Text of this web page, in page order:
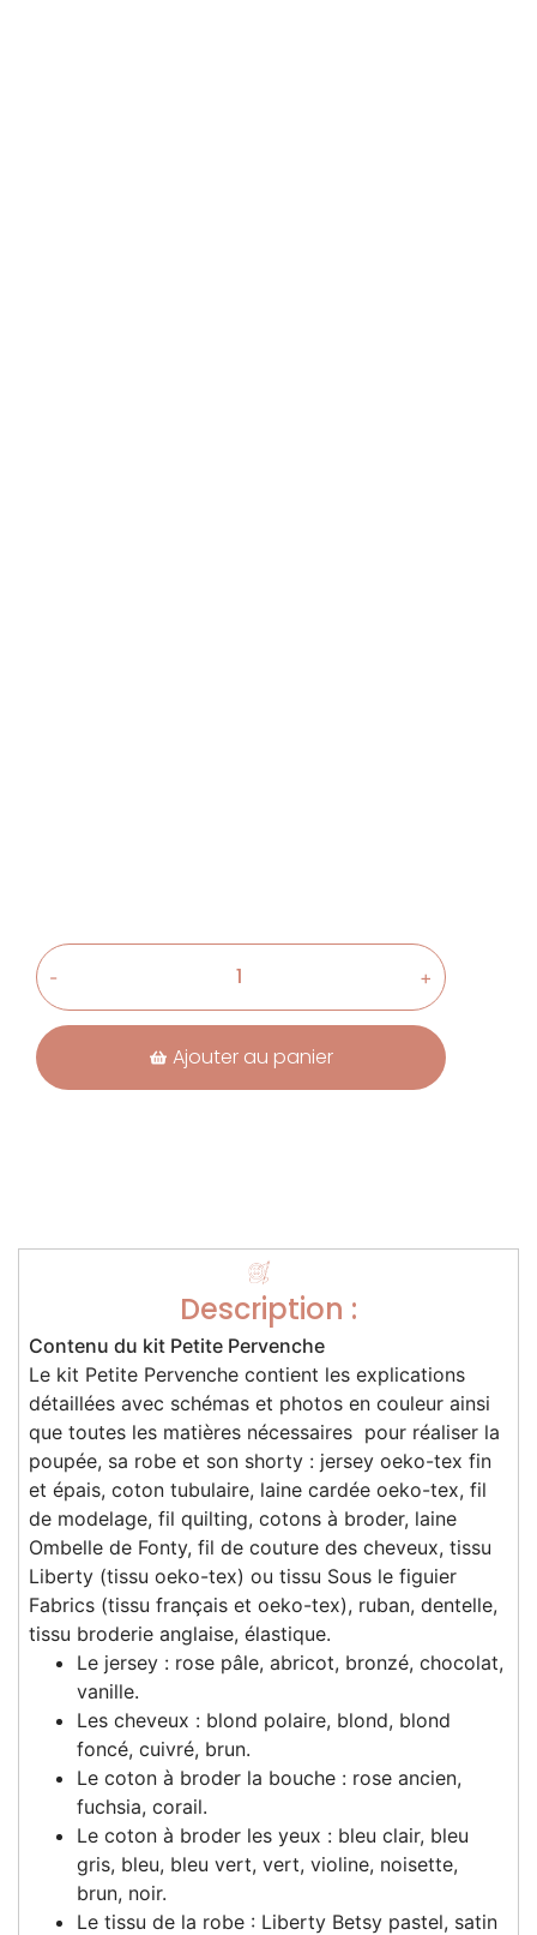
- +
Ajouter au panier
Description :
Contenu du kit Petite Pervenche
Le kit Petite Pervenche contient les explications
détaillées avec schémas et photos en couleur ainsi
que toutes les matières nécessaires pour réaliser la
poupée, sa robe et son shorty : jersey oeko-tex fin
et épais, coton tubulaire, laine cardée oeko-tex, fil
de modelage, fil quilting, cotons à broder, laine
Ombelle de Fonty, fil de couture des cheveux, tissu
Liberty (tissu oeko-tex) ou tissu Sous le figuier
Fabrics (tissu français et oeko-tex), ruban, dentelle,
tissu broderie anglaise, élastique.
Le jersey : rose pâle, abricot, bronzé, chocolat,
vanille.
Les cheveux : blond polaire, blond, blond
foncé, cuivré, brun.
Le coton à broder la bouche : rose ancien,
fuchsia, corail.
Le coton à broder les yeux : bleu clair, bleu
gris, bleu, bleu vert, vert, violine, noisette,
brun, noir.
Le tissu de la robe : Liberty Betsy pastel, satin